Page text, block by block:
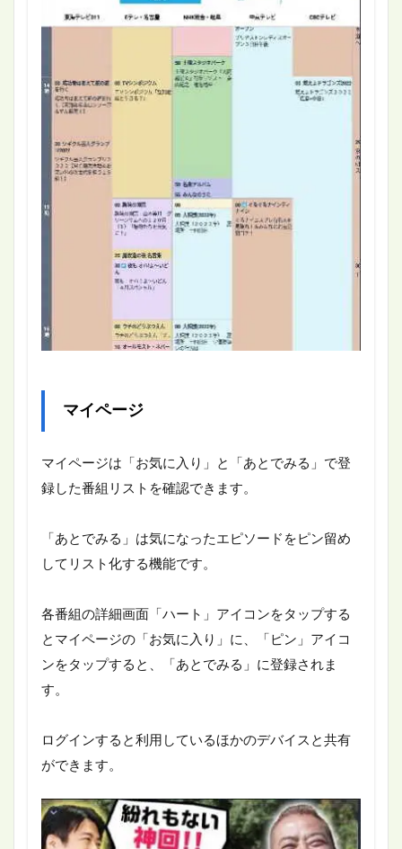
マイページ
マイページは「お気に入り」と「あとでみる」で登
録した番組リストを確認できます。
「あとでみる」は気になったエピソードをピン留め
してリスト化する機能です。
各番組の詳細画面「ハート」アイコンをタップする
とマイページの「お気に入り」に、「ピン」アイコ
ンをタップすると、「あとでみる」に登録されま
す。
ログインすると利用しているほかのデバイスと共有
ができます。